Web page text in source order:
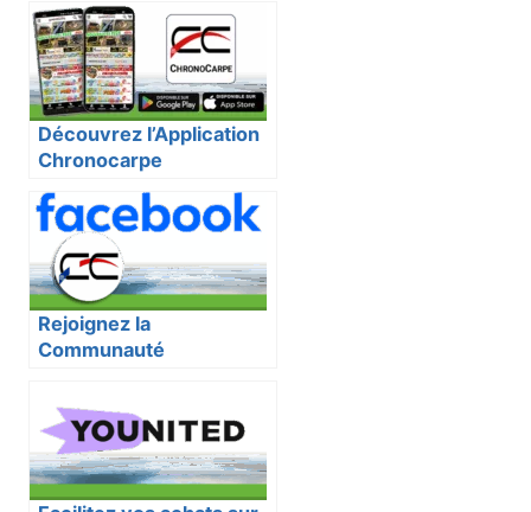
Découvrez l’Application
Chronocarpe
Rejoignez la
Communauté
Facebook